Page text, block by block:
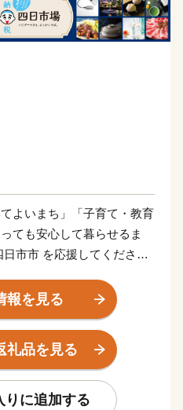
よいまち」「子育て・教育
ても安心して暮らせるま
市市 を応援してくださ
央に位置し、西は鈴鹿山
豊かな地域であり、東海・
済圏につながる地理的条件
訓に環境技術を蓄積してき
報を見る
礼品を見る
りに追加する